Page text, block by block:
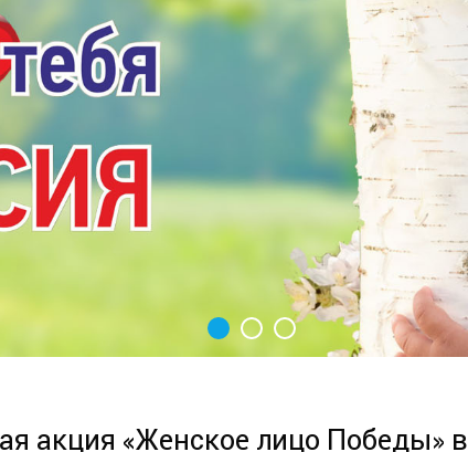
акция «Женское лицо Победы» в